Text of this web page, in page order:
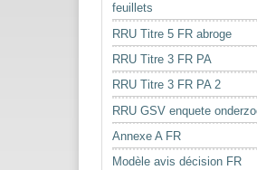
feuillets
RRU Titre 5 FR abroge
RRU Titre 3 FR PA
RRU Titre 3 FR PA 2
RRU GSV enquete
Annexe A FR
Modèle avis décision FR